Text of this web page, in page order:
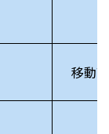
移動